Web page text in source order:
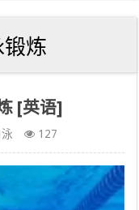
炼
[英语]
127